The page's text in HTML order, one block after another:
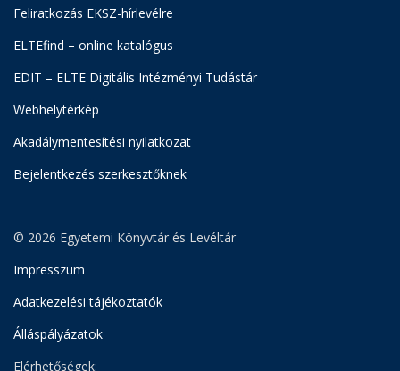
Feliratkozás EKSZ-hírlevélre
ELTEfind – online katalógus
EDIT – ELTE Digitális Intézményi Tudástár
Webhelytérkép
Akadálymentesítési nyilatkozat
Bejelentkezés szerkesztőknek
© 2026 Egyetemi Könyvtár és Levéltár
Impresszum
Adatkezelési tájékoztatók
Álláspályázatok
Elérhetőségek: